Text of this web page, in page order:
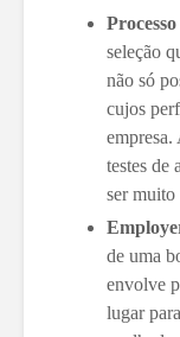
seleção
não só
cujos
empresa.
testes de
ser muito
de uma
envolve
lugar